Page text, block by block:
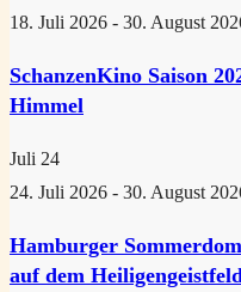
18. Juli 2026 - 30. August
SchanzenKino Saison
Himmel
Juli 24
24. Juli 2026 - 30. August
Hamburger
auf dem Heiligengeistfeld